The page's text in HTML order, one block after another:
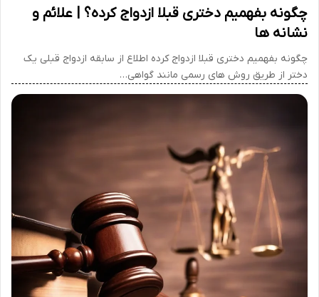
چگونه بفهمیم دختری قبلا ازدواج کرده؟ | علائم و
نشانه ها
چگونه بفهمیم دختری قبلا ازدواج کرده اطلاع از سابقه ازدواج قبلی یک
دختر از طریق روش های رسمی مانند گواهی…